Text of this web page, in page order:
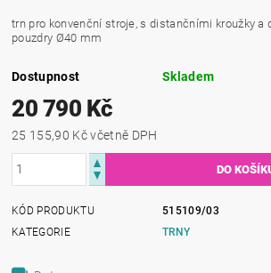
trn pro konvenční stroje, s distančními kroužky a
pouzdry Ø40 mm
Dostupnost Skladem
20 790 Kč
25 155,90 Kč včetně DPH
KÓD PRODUKTU
515109/03
KATEGORIE
TRNY